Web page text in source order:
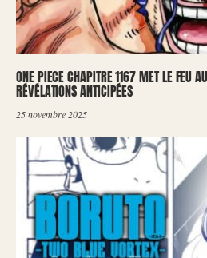
ONE PIECE CHAPITRE 1167 MET LE FEU
RÉVÉLATIONS ANTICIPÉES
25 novembre 2025